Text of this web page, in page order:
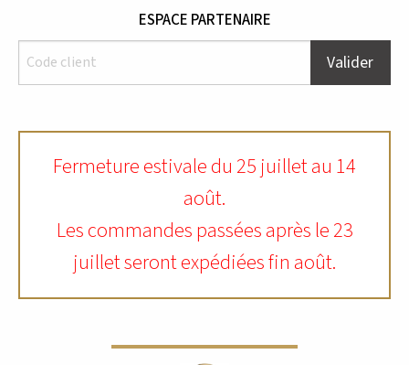
ESPACE PARTENAIRE
Valider
Fermeture estivale du 25 juillet au 14
août.
Les commandes passées après le 23
juillet seront expédiées fin août.